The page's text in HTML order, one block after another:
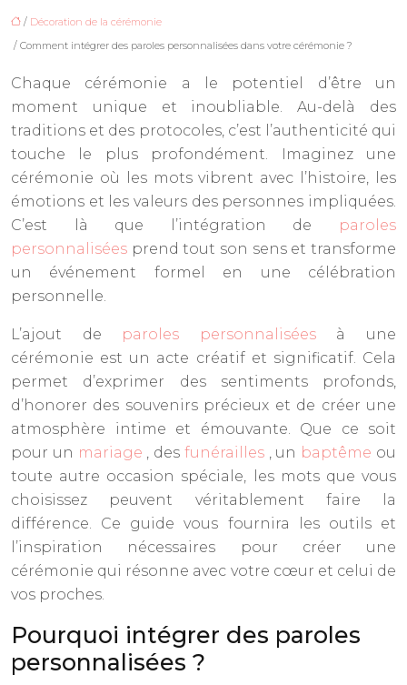
/ Décoration de la cérémonie
/ Comment intégrer des paroles personnalisées dans votre cérémonie ?
Chaque cérémonie a le potentiel d’être un
moment unique et inoubliable. Au-delà des
traditions et des protocoles, c’est l’authenticité qui
touche le plus profondément. Imaginez une
cérémonie où les mots vibrent avec l’histoire, les
émotions et les valeurs des personnes impliquées.
C’est là que l’intégration de
paroles
personnalisées prend tout son sens et transforme
un événement formel en une célébration
personnelle.
L’ajout de paroles personnalisées à une
cérémonie est un acte créatif et significatif. Cela
permet d’exprimer des sentiments profonds,
d’honorer des souvenirs précieux et de créer une
atmosphère intime et émouvante. Que ce soit
pour un mariage , des funérailles , un baptême ou
toute autre occasion spéciale, les mots que vous
choisissez peuvent véritablement faire la
différence. Ce guide vous fournira les outils et
l’inspiration nécessaires pour créer une
cérémonie qui résonne avec votre cœur et celui de
vos proches.
Pourquoi intégrer des paroles
personnalisées ?